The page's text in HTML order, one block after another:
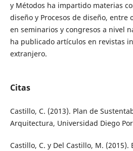
y Métodos ha impartido materias
diseño y Procesos de diseño, entre
en seminarios y congresos a nivel
ha publicado artículos en revistas
extranjero.
Citas
Castillo, C. (2013). Plan de
Arquitectura, Universidad Diego
Castillo, C. y Del Castillo, M. (2015).